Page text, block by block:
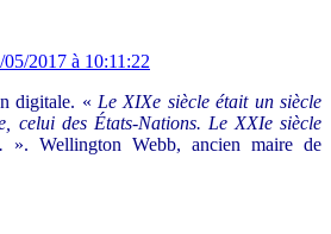
05/2017 à 10:11:22
digitale. « Le XIXe siècle était un siècle
celui des États-Nations. Le XXIe siècle
». Wellington Webb, ancien maire de